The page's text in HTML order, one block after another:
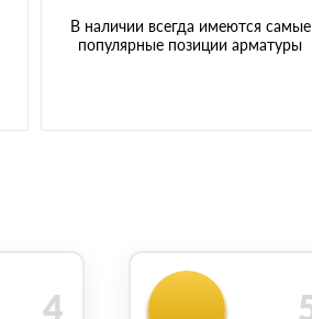
В наличии всегда имеются самые
популярные позиции арматуры